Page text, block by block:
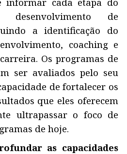
desenvolvimento de
a identificação do
coaching e
Os programas de
ser avaliados pelo seu
de fortalecer os
que eles oferecem
ultrapassar o foco de
de hoje.
as capacidades